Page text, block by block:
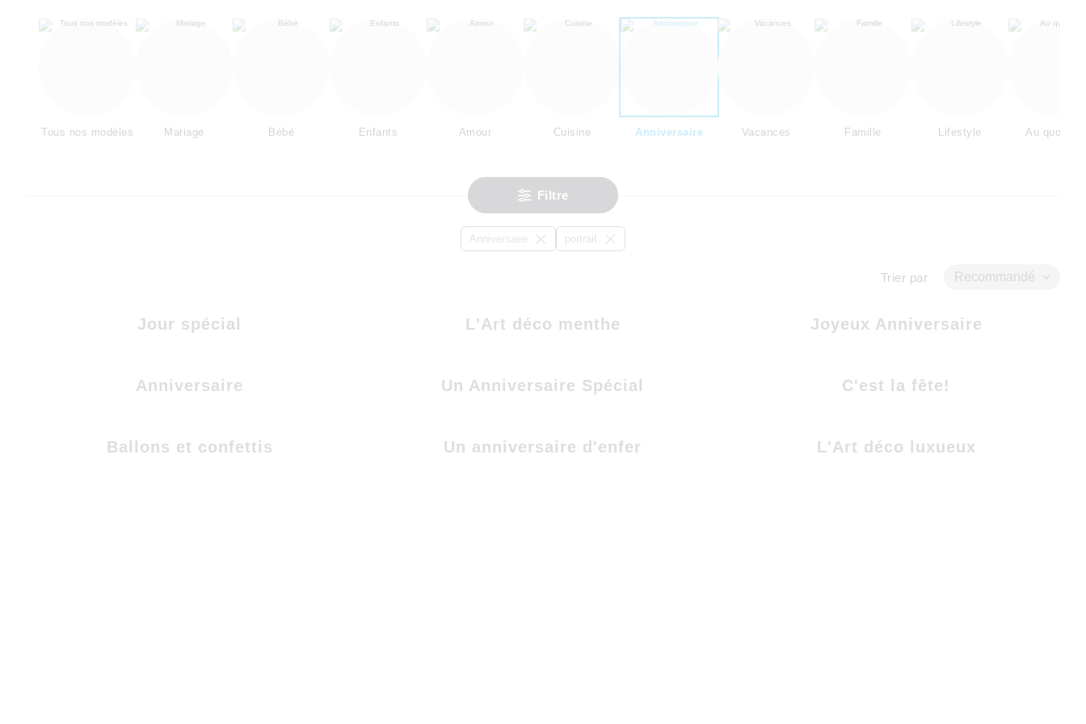
Tous nos modèles Mariage Bébé Enfants Amour Cuisine Anniversaire Vacances Famille Lifestyle Au
Filtre
Anniversaire portrait
Trier par Recommandé
Jour spécial L'Art déco menthe Joyeux Anniversaire
Anniversaire Un Anniversaire Spécial C'est la fête!
Ballons et confettis Un anniversaire d'enfer L'Art déco luxueux